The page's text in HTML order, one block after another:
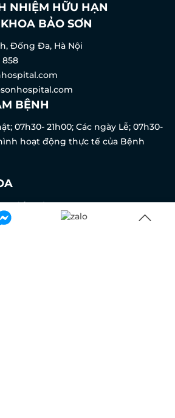
NHIỆM HỮU HẠN
BẢO SƠN
Đống Đa, Hà Nội
858
BỆNH
07h30- 21h00; Các ngày Lễ; 07h30-
hoạt động thực tế của Bệnh
đến 16h30
24/24